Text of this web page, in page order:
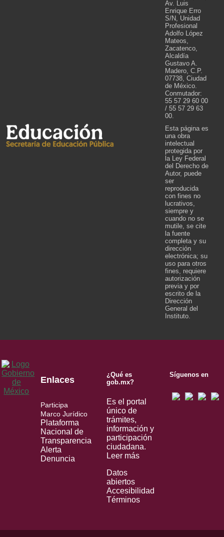
Av. Luis
Enrique Erro
S/N, Unidad
Profesional
Adolfo López
Mateos,
Zacatenco,
Alcaldía
Gustavo A.
Madero, C.P.
07738, Ciudad
de México.
Conmutador:
55 57 29 60 00
/ 55 57 29 63
00.
Esta página es
una obra
intelectual
protegida por
la Ley Federal
del Derecho de
Autor, puede
ser
reproducida
con fines no
lucrativos,
siempre y
cuando no se
mutile, se cite
la fuente
completa y su
dirección
electrónica; su
uso para otros
fines, requiere
autorización
previa y por
escrito de la
Dirección
General del
Instituto.
Enlaces
Participa
Marco Jurídico
Plataforma
Nacional de
Transparencia
Alerta
Denuncia
¿Qué es
gob.mx?
Es el portal
único de
trámites,
información y
participación
ciudadana.
Leer más
Datos
abiertos
Accesibilidad
Términos
Síguenos en